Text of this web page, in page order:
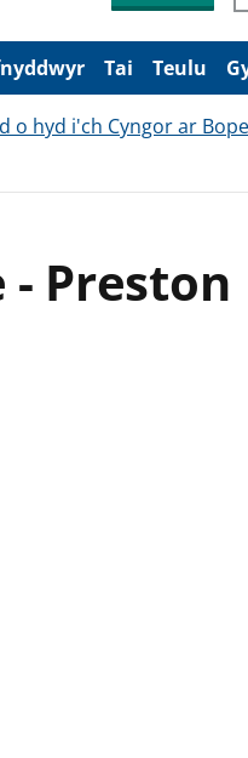
Tai Teulu
o hyd i'ch Cyngor ar
Preston